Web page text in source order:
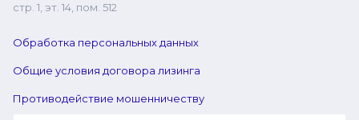
стр. 1, эт. 14, пом. 512
Обработка персональных данных
Общие условия договора лизинга
Противодействие мошенничеству